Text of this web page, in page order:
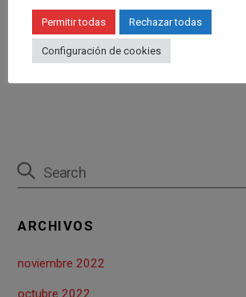
Comparte con tus amigos:
F
a
T
wi
ARCHIVOS
noviembre 2022
octubre 2022
Permitir todas Rechazar todas
Configuración de cookies